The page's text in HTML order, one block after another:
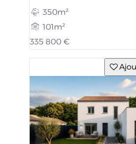
350m²
101m²
335 800 €